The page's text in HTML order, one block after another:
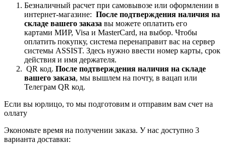
Безналичный расчет при самовывозе или оформлении в
интернет-магазине: После подтверждения наличия на
складе вашего заказа вы можете оплатить его
картами МИР, Visa и MasterCard, на выбор. Чтобы
оплатить покупку, система перенаправит вас на сервер
системы ASSIST. Здесь нужно ввести номер карты, срок
действия и имя держателя.
QR код. После подтверждения наличия на складе
вашего заказа, мы вышлем на почту, в вацап или
Телеграм QR код.
Если вы юрлицо, то мы подготовим и отправим вам счет на
оллату
Экономьте время на получении заказа. У нас доступно 3
варианта доставки: